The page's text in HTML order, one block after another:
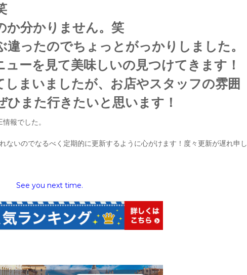
分かりません。 笑
ったのでちょっとがっかりしました。
ーを見て美味しいの見つけてきます！
まいましたが、お店やスタッフの雰囲
また行きたいと思います！
報でした。
ないのでなるべく定期的に更新するように心がけます！度々更新が遅れ申し
See you next time.